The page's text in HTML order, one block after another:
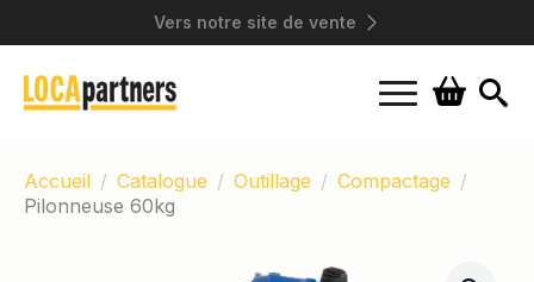
Vers notre site de vente
Accueil
Catalogue Outillage
Compactage
Pilonneuse 60kg